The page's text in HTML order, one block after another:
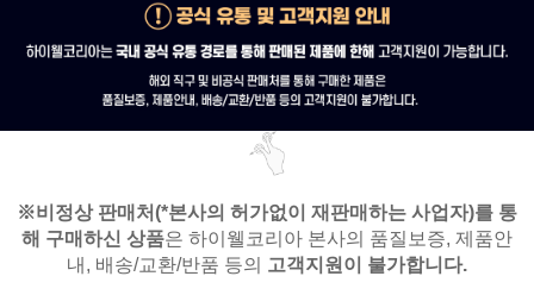
※비정상 판매처(*본사의 허가없이 재판매하는 사업자)를 통
해 구매하신 상품은 하이웰코리아 본사의 품질보증, 제품안
내, 배송/교환/반품 등의 고객지원이 불가합니다.